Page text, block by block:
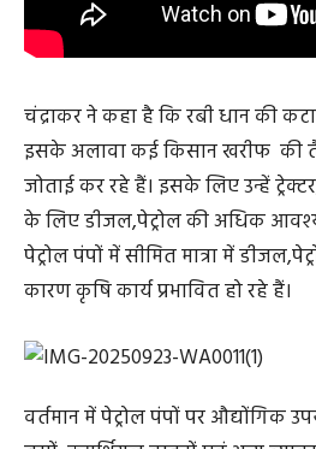
चंद्राकर ने कहा है कि रबी धान की
इसके अलावा कई किसान खरीफ की
जोताई कर रहे हैं। इसके लिए उन्हें
के लिए डीजल,पेट्रोल की अधिक
पेट्रोल पंपों में सीमित मात्रा में
कारण कृषि कार्य प्रभावित हो रहे हैं।
वर्तमान में पेट्रोल पंपों पर औद्योंगिक